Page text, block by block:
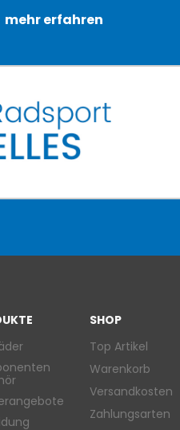
mehr erfahren
SHOP
Top Artikel
Warenkorb
Versandkosten
Zahlungsarten